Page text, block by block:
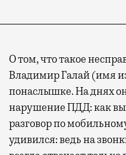
О том, что такое
Владимир Галай (имя
понаслышке. На днях
нарушение ПДД: как
разговор по
удивился: ведь на